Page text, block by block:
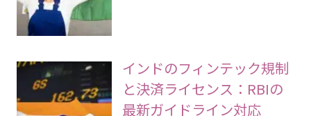
インドのフィンテック規制
と決済ライセンス：RBIの
最新ガイドライン対応